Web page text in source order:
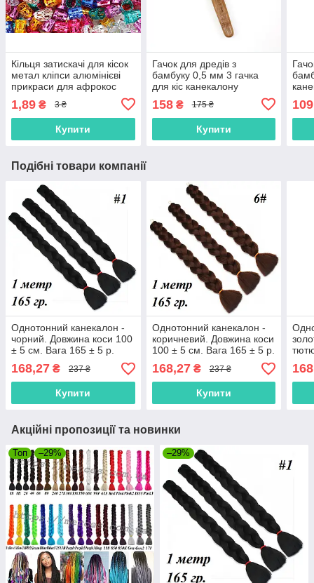
Кільця затискачі для кісок
метал кліпси алюмінієві
прикраси для афрокос
зачісок дред
1,89 ₴ 3 ₴
Купити
Гачок для дредів з
бамбуку 0,5 мм 3 гачка
для кіс канекалону
158₴ 175 ₴
Купити
109
Подібні товари компанії
Однотонний канекалон -
чорний. Довжина коси 100
± 5 см. Вага 165 ± 5 р.
Термостійкий. 1#100
168,27 ₴ 237 ₴
Купити
Однотонний канекалон -
коричневий. Довжина коси
100 ± 5 см. Вага 165 ± 5 р.
Термостійкий. 6#100
168,27₴ 237 ₴
Купити
100
Акційні пропозиції та новинки
Топ –29% –29%